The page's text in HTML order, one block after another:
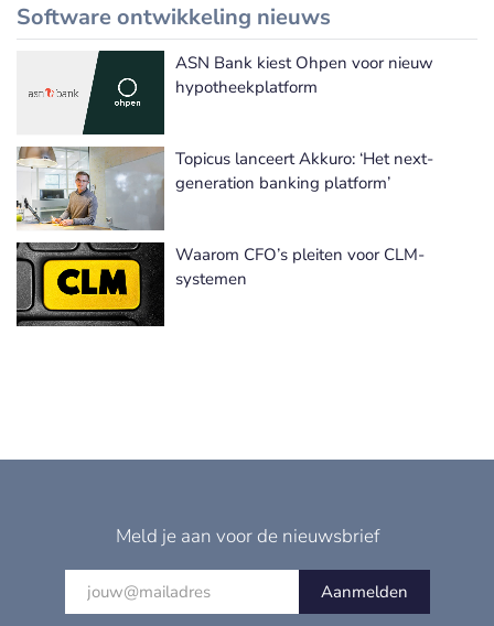
Software ontwikkeling nieuws
Meer Software ontwikkeling nieuws
ASN Bank kiest Ohpen voor nieuw
hypotheekplatform
Topicus lanceert Akkuro: ‘Het next-
generation banking platform’
Waarom CFO’s pleiten voor CLM-
systemen
Meld je aan voor de nieuwsbrief
Aanmelden